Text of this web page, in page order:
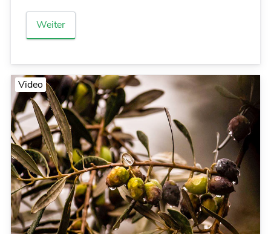
Weiter
Video